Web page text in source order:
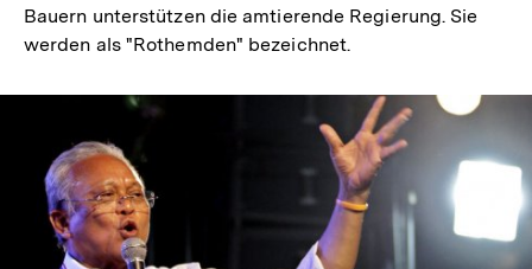
Bauern unterstützen die amtierende Regierung. Sie
werden als "Rothemden" bezeichnet.